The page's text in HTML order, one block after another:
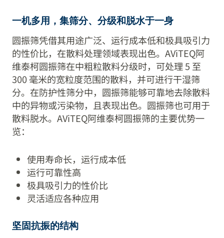
一机多用，集筛分、分级和脱水于一身
圆振筛凭借其用途广泛、运行成本低和极具吸引力
的性价比，在散料处理领域表现出色。AViTEQ阿
维泰柯圆振筛在中粗粒散料分级时，可处理 5 至
300 毫米的宽粒度范围的散料，并可进行干湿筛
分。在防护性筛分中，圆振筛能够可靠地去除散料
中的异物或污染物，且表现出色。圆振筛也可用于
散料脱水。AViTEQ阿维泰柯圆振筛的主要优势一
览：
使用寿命长，运行成本低
运行可靠性高
极具吸引力的性价比
灵活适应各种应用
坚固抗振的结构